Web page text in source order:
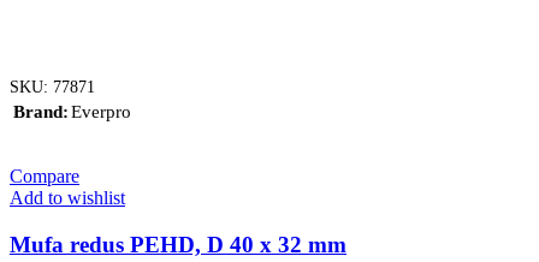
SKU: 77871
Brand Everpro
Compare
Add to wishlist
Mufa redus PEHD, D 40 x 32 mm